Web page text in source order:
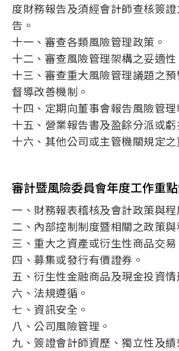
度財務報告及須經會計師查核簽
告。
十一、審查各類風險管理政策。
十二、審查風險管理架構之妥適性
十三、審查重大風險管理議題之
督導改善機制。
十四、定期向董事會報告風險管理
十五、營業報告書及盈餘分派或虧
十六、其他公司或主管機關規定之
審計暨風險委員會年度工作重點
一、財務報表稽核及會計政策與程
二、內部控制制度暨相關之政策與
三、重大之資產或衍生性商品交易
四、募集或發行有價證券。
五、衍生性金融商品及現金投資情
六、法規遵循。
七、資訊安全。
八、公司風險管理。
九、簽證會計師資歷、獨立性及績